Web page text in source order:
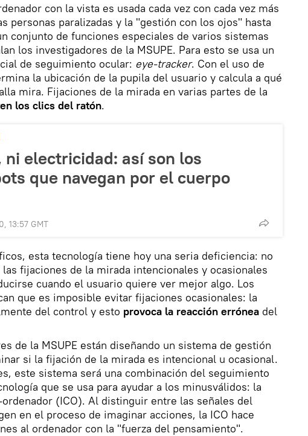
con la vista es usada cada vez con cada vez más
personas paralizadas y la "gestión con los ojos" hasta
conjunto de funciones especiales de varios sistemas
los investigadores de la MSUPE. Para esto se usa un
de seguimiento ocular: eye-tracker. Con el uso de
la ubicación de la pupila del usuario y calcula a qué
mira. Fijaciones de la mirada en varias partes de la
los clics del ratón.
ni electricidad: así son los
que navegan por el cuerpo
13:57 GMT
esta tecnología tiene hoy una seria deficiencia: no
fijaciones de la mirada intencionales y ocasionales
cuando el usuario quiere ver mejor algo. Los
que es imposible evitar fijaciones ocasionales: la
del control y esto provoca la reacción errónea del
de la MSUPE están diseñando un sistema de gestión
si la fijación de la mirada es intencional u ocasional.
este sistema será una combinación del seguimiento
que se usa para ayudar a los minusválidos: la
(ICO). Al distinguir entre las señales del
en el proceso de imaginar acciones, la ICO hace
al ordenador con la "fuerza del pensamiento".